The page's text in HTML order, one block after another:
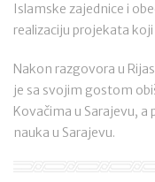
Islamske zajednice i
realizaciju projekata
Nakon razgovora u
je sa svojim gostom
Kovačima u Sarajevu,
nauka u Sarajevu.